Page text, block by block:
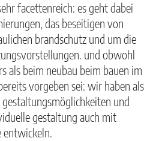
facettenreich: es geht dabei
das beseitigen von
brandschutz und um die
und obwohl
als beim neubau beim bauen im
vorgeben sei: wir haben als
und
gestaltung auch mit
entwickeln.